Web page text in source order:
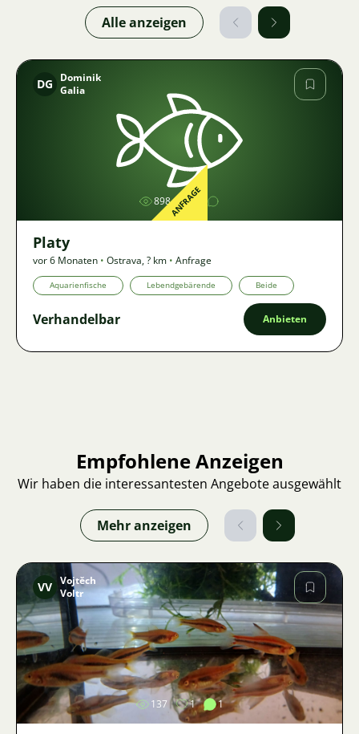
Alle anzeigen
Bild
DG
Dominik
Galia
898 1
ANFRAGE
Platy
vor 6 Monaten • Ostrava,? km • Anfrage
Aquarienfische Lebendgebärende Beide
Verhandelbar Anbieten
Empfohlene Anzeigen
Wir haben die interessantesten Angebote ausgewählt
Mehr anzeigen
Bild
VV Vojtěch
Voltr
137 1 1